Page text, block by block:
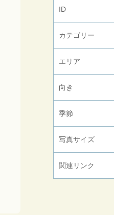
ID
カテゴリー
エリア
向き
季節
写真サイズ
関連リンク